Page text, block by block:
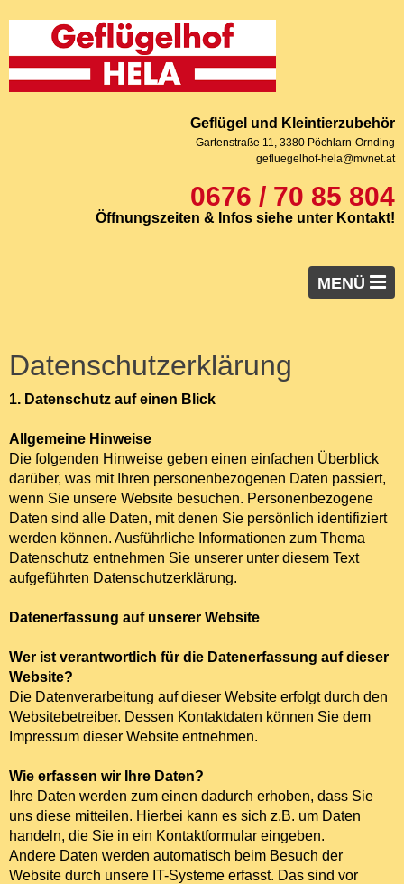
Geflügel und Kleintierzubehör
Gartenstraße 11, 3380 Pöchlarn-Ornding
gefluegelhof-hela@mvnet.at
0676 / 70 85 804
Öffnungszeiten & Infos siehe unter Kontakt!
MENÜ
Junghennen
Sonderrassen
Anderes Geflügel
Futtermittel und Ernährung
Geflügelzubehör
Infos
Kontakt
Datenschutzerklärung
1. Datenschutz auf einen Blick
Allgemeine Hinweise
Die folgenden Hinweise geben einen einfachen Überblick
darüber, was mit Ihren personenbezogenen Daten passiert,
wenn Sie unsere Website besuchen. Personenbezogene
Daten sind alle Daten, mit denen Sie persönlich identifiziert
werden können. Ausführliche Informationen zum Thema
Datenschutz entnehmen Sie unserer unter diesem Text
aufgeführten Datenschutzerklärung.
Datenerfassung auf unserer Website
Wer ist verantwortlich für die Datenerfassung auf dieser
Website?
Die Datenverarbeitung auf dieser Website erfolgt durch den
Websitebetreiber. Dessen Kontaktdaten können Sie dem
Impressum dieser Website entnehmen.
Wie erfassen wir Ihre Daten?
Ihre Daten werden zum einen dadurch erhoben, dass Sie
uns diese mitteilen. Hierbei kann es sich z.B. um Daten
handeln, die Sie in ein Kontaktformular eingeben.
Andere Daten werden automatisch beim Besuch der
Website durch unsere IT-Systeme erfasst. Das sind vor